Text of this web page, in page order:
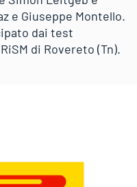
e Giuseppe Montello.
dai test
di Rovereto (Tn).